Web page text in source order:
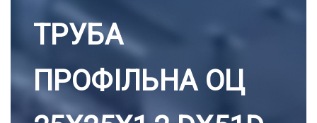
ТРУБА
ПРОФІЛЬНА ОЦ